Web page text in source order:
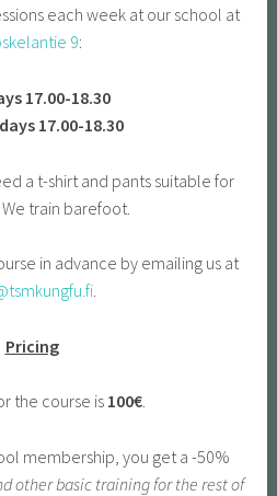
each week at our school at
9:
17.00-18.30
17.00-18.30
a t-shirt and pants suitable for
train barefoot.
in advance by emailing us at
.
Pricing
the course is 100€.
membership, you get a -50%
other basic training for the rest of